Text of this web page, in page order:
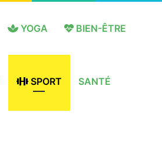
YOGA BIEN-ÊTRE
SPORT SANTÉ